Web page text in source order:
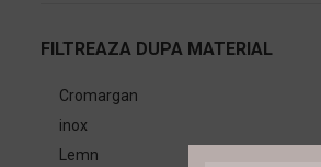
FILTREAZA DUPA MATERIAL
Cromargan
inox
Lemn